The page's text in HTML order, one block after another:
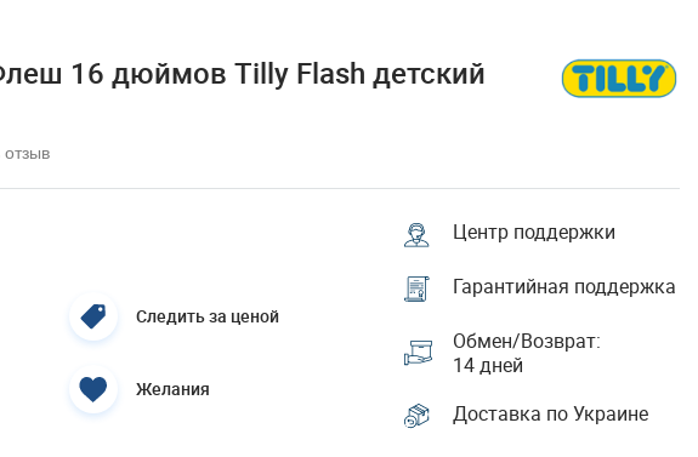
16 дюймов Tilly Flash детский
отзыв
Следить за ценой
Желания
Центр поддержки
Гарантийная поддержка
Обмен/Возврат:
14 дней
Доставка по Украине